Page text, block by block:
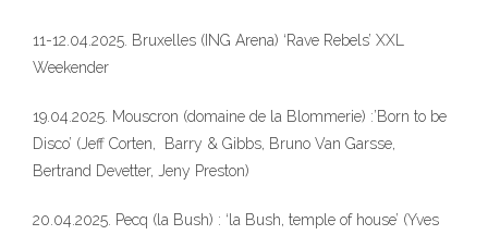
11-12.04.2025. Bruxelles (ING Arena) ‘Rave Rebels’ XXL
Weekender
19.04.2025. Mouscron (domaine de la Blommerie) :’Born to be
Disco’ (Jeff Corten, Barry & Gibbs, Bruno Van Garsse,
Bertrand Devetter, Jeny Preston)
20.04.2025. Pecq (la Bush) : ‘la Bush, temple of house’ (Yves